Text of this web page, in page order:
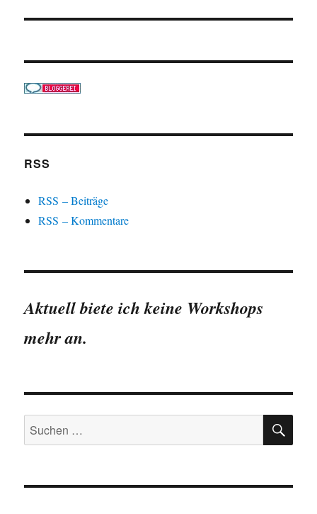
RSS
RSS – Beiträge
RSS – Kommentare
Aktuell biete ich keine Workshops
mehr an.
Suchen
nach: